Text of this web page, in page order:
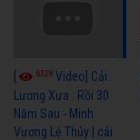
6328 Video] Cải
Lương Xưa : Rồi 30
Năm Sau - Minh
Vương Lệ Thủy | cải